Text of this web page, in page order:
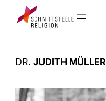
Inhalt
DR.JUDITH MÜLLER